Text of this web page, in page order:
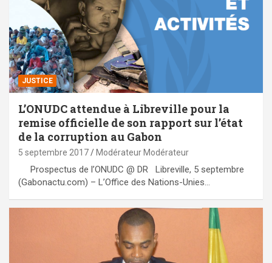
JUSTICE
L’ONUDC attendue à Libreville pour la
remise officielle de son rapport sur l’état
de la corruption au Gabon
5 septembre 2017 Modérateur Modérateur
Prospectus de l’ONUDC @ DR Libreville, 5 septembre
(Gabonactu.com) – L’Office des Nations-Unies…